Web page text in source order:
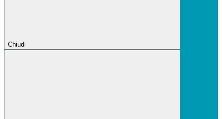
Chiudi